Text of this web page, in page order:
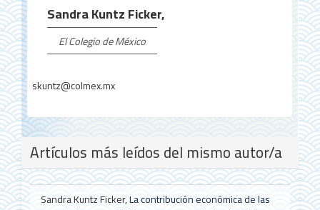
artículo
Sandra Kuntz Ficker,
El Colegio de México
skuntz@colmex.mx
Artículos más leídos del mismo autor/a
Sandra Kuntz Ficker,La contribución económica de las